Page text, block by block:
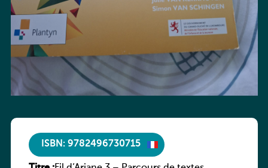
ISBN: 9782496730715